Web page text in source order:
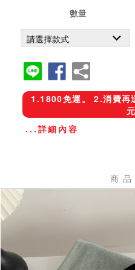
數量
1.1800免運。 2.消費再
元
...詳細內容
商